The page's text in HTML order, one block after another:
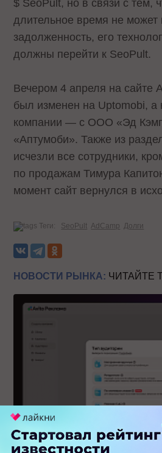
$ SeoPult, но в связи с тем,
длительное время не может
задолженность, его
должны перейти к SeoPult.
Вечером 4 апреля на сайте
был изменен на Uptomobi, а
компании — с ООО «Эд
«Аптумоби». Также из
исчезли все сотрудники,
по продажам Тимура
момент сайт вернулся в
Теги: SeoPult AdCamp Долги
НОВОСТИ РЫНКА: ЧИТАЙТЕ
Авито Реклама запустила